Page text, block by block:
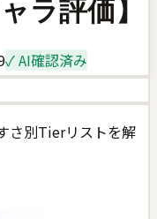
ラ評価】
✓ AI確認済み
さ別Tierリストを解